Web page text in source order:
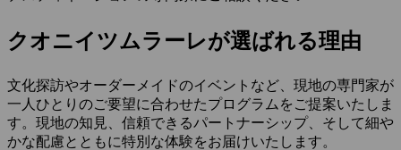
クオニイツムラーレが選ばれる理由
文化探訪やオーダーメイドのイベントなど、現地の専門家が
一人ひとりのご要望に合わせたプログラムをご提案いたしま
す。現地の知見、信頼できるパートナーシップ、そして細や
かな配慮とともに特別な体験をお届けいたします。